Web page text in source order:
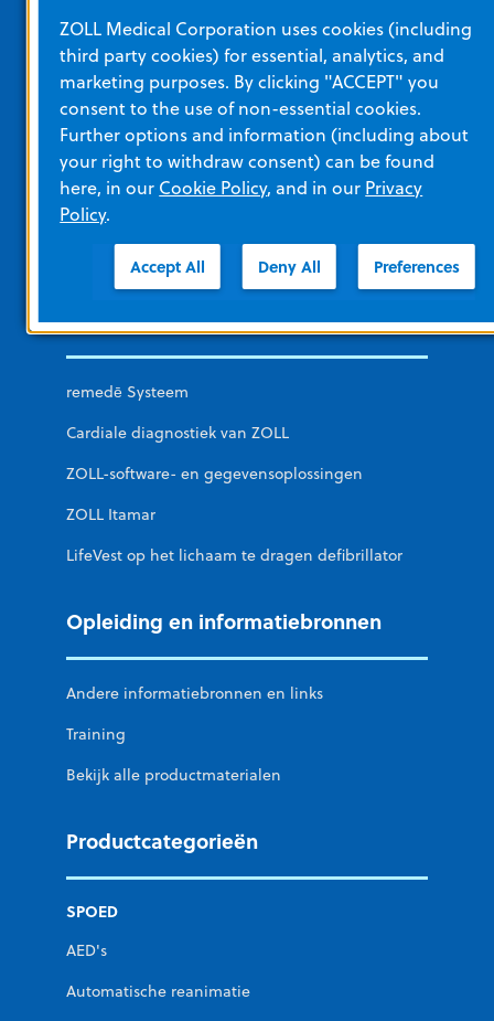
Hartpatiëntenzorg
Medische hulpdiensten en brandweer
Ziekenhuis
Defensie
Niet-acute zorg
Overige afdelingen van ZOLL
remedē Systeem
Cardiale diagnostiek van ZOLL
ZOLL-software- en gegevensoplossingen
ZOLL Itamar
LifeVest op het lichaam te dragen defibrillator
Opleiding en informatiebronnen
Andere informatiebronnen en links
Training
Bekijk alle productmaterialen
Productcategorieën
SPOED
AED's
Automatische reanimatie
ZOLL Medical Corporation uses cookies (including
third party cookies) for essential, analytics, and
marketing purposes. By clicking "ACCEPT" you
consent to the use of non-essential cookies.
Further options and information (including about
your right to withdraw consent) can be found
here, in our Cookie Policy, and in our Privacy
Policy.
Accept All Deny All Preferences